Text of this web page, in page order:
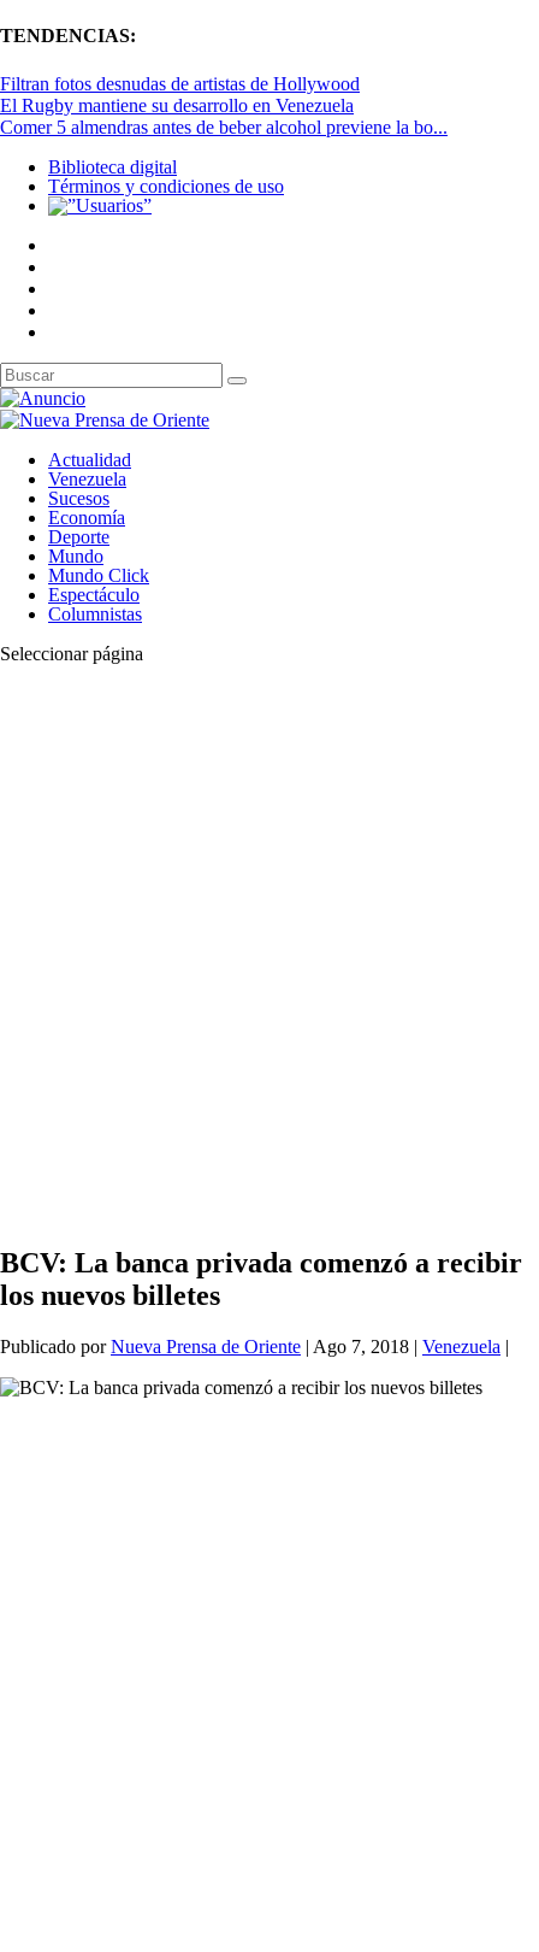
TENDENCIAS:
Filtran fotos desnudas de artistas de Hollywood
El Rugby mantiene su desarrollo en Venezuela
Comer 5 almendras antes de beber alcohol previene la bo...
Biblioteca digital
Términos y condiciones de uso
Actualidad
Venezuela
Sucesos
Economía
Deporte
Mundo
Mundo Click
Espectáculo
Columnistas
Seleccionar página
BCV: La banca privada comenzó a recibir
los nuevos billetes
Publicado porNueva Prensa de Oriente | Ago 7, 2018 | Venezuela |